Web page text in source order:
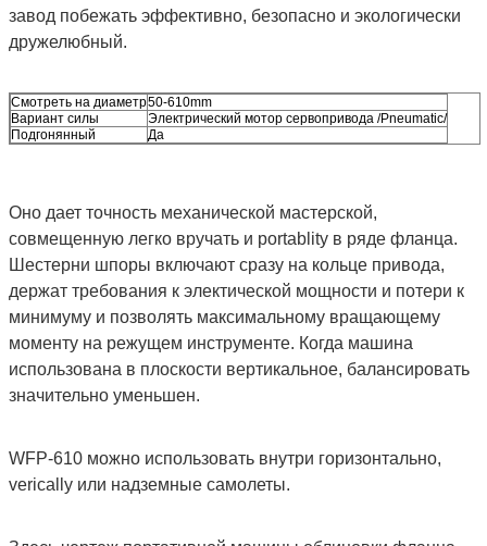
завод побежать эффективно, безопасно и экологически
дружелюбный.
Смотреть на диаметр50-610mm
Вариант силы
Электрический мотор сервопривода /Pneumatic/
Подгонянный
Да
Оно дает точность механической мастерской,
совмещенную легко вручать и portablity в ряде фланца.
Шестерни шпоры включают сразу на кольце привода,
держат требования к электической мощности и потери к
минимуму и позволять максимальному вращающему
моменту на режущем инструменте. Когда машина
использована в плоскости вертикальное, балансировать
значительно уменьшен.
WFP-610 можно использовать внутри горизонтально,
verically или надземные самолеты.